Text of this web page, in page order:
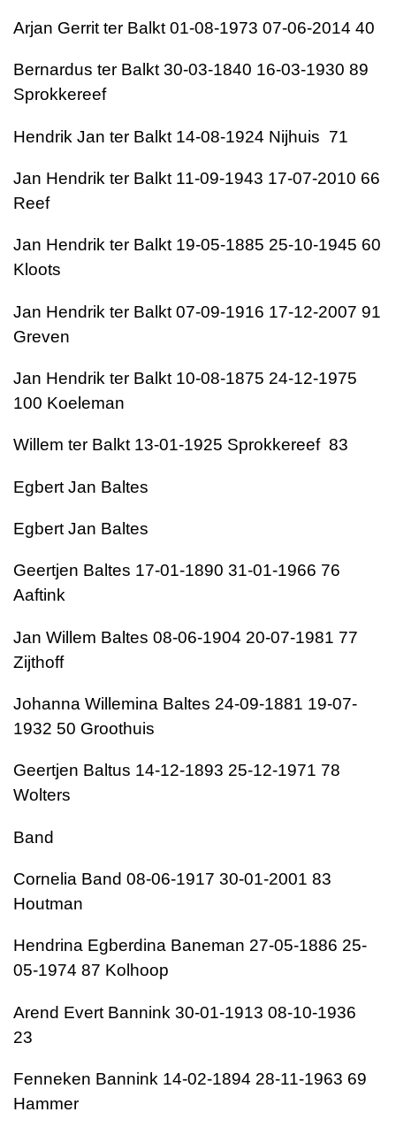
Arjan Gerrit ter Balkt 01-08-1973 07-06-2014 40
Bernardus ter Balkt 30-03-1840 16-03-1930 89
Sprokkereef
Hendrik Jan ter Balkt 14-08-1924 Nijhuis 71
Jan Hendrik ter Balkt 11-09-1943 17-07-2010 66
Reef
Jan Hendrik ter Balkt 19-05-1885 25-10-1945 60
Kloots
Jan Hendrik ter Balkt 07-09-1916 17-12-2007 91
Greven
Jan Hendrik ter Balkt 10-08-1875 24-12-1975
100 Koeleman
Willem ter Balkt 13-01-1925 Sprokkereef 83
Egbert Jan Baltes
Egbert Jan Baltes
Geertjen Baltes 17-01-1890 31-01-1966 76
Aaftink
Jan Willem Baltes 08-06-1904 20-07-1981 77
Zijthoff
Johanna Willemina Baltes 24-09-1881 19-07-
1932 50 Groothuis
Geertjen Baltus 14-12-1893 25-12-1971 78
Wolters
Band
Cornelia Band 08-06-1917 30-01-2001 83
Houtman
Hendrina Egberdina Baneman 27-05-1886 25-
05-1974 87 Kolhoop
Arend Evert Bannink 30-01-1913 08-10-1936
23
Fenneken Bannink 14-02-1894 28-11-1963 69
Hammer